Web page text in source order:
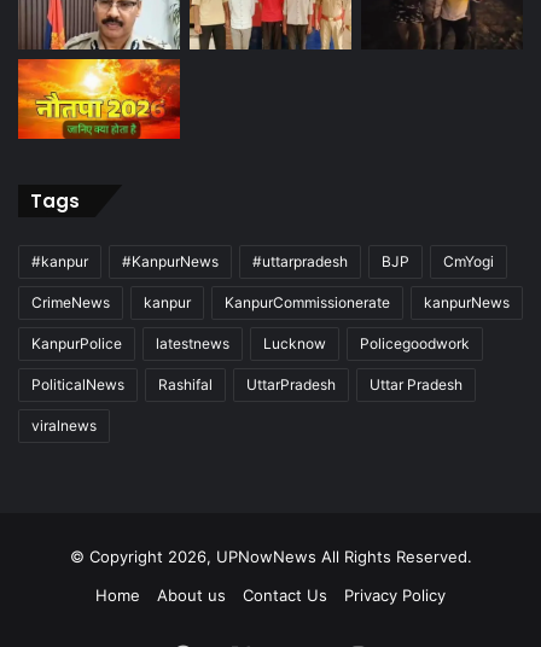
Tags
#kanpur #KanpurNews #uttarpradesh BJP CmYogi
CrimeNews kanpur KanpurCommissionerate kanpurNews
KanpurPolice latestnews Lucknow Policegoodwork
PoliticalNews Rashifal UttarPradesh Uttar Pradesh
viralnews
© Copyright 2026, UPNowNews All Rights Reserved.
Home
About us Contact Us Privacy Policy